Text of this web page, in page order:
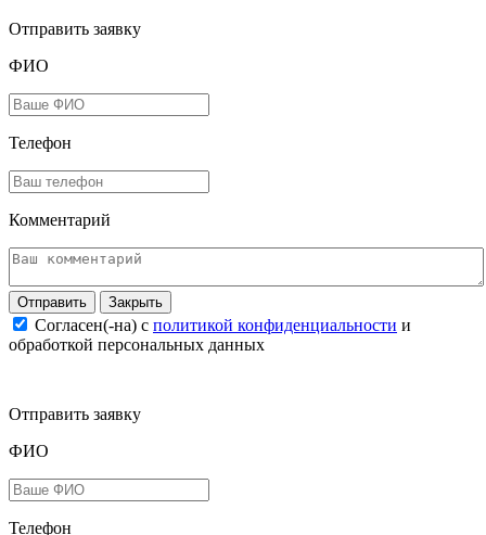
Отправить заявку
ФИО
Телефон
Комментарий
Закрыть
Согласен(-на) c политикой конфиденциальности и
обработкой персональных данных
Отправить заявку
ФИО
Телефон